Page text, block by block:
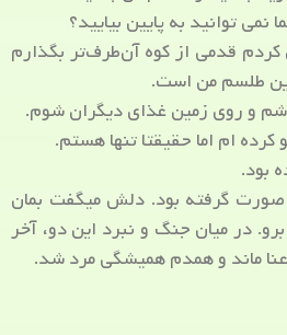
توانید به پایین بیایید؟
قدمی از کوه آن‌طرف‌تر بگذارم
طلسم من است.
و روی زمین غذای دیگران شوم.
ام اما حقیقتا تنها هستم.
بود.
گرفته بود. دلش میگفت بمان
در میان جنگ و نبرد این دو، آخر
ماند و همدم همیشگی مرد شد.